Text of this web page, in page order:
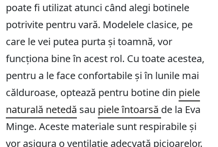
poate fi utilizat atunci când alegi botinele
potrivite pentru vară. Modelele clasice, pe
care le vei putea purta și toamnă, vor
funcționa bine în acest rol. Cu toate acestea,
pentru a le face confortabile și în lunile mai
călduroase, optează pentru botine din piele
naturală netedă sau piele întoarsă de la Eva
Minge. Aceste materiale sunt respirabile și
vor asigura o ventilație adecvată picioarelor.